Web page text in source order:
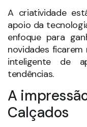
A criatividade
apoio da
enfoque para
novidades
inteligente de
tendências.
A
Calçados